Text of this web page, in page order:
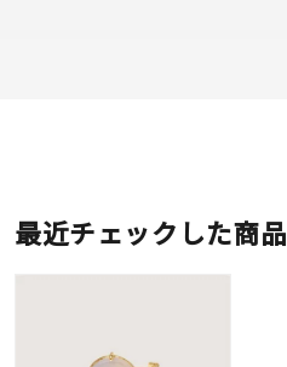
最近チェックした商品